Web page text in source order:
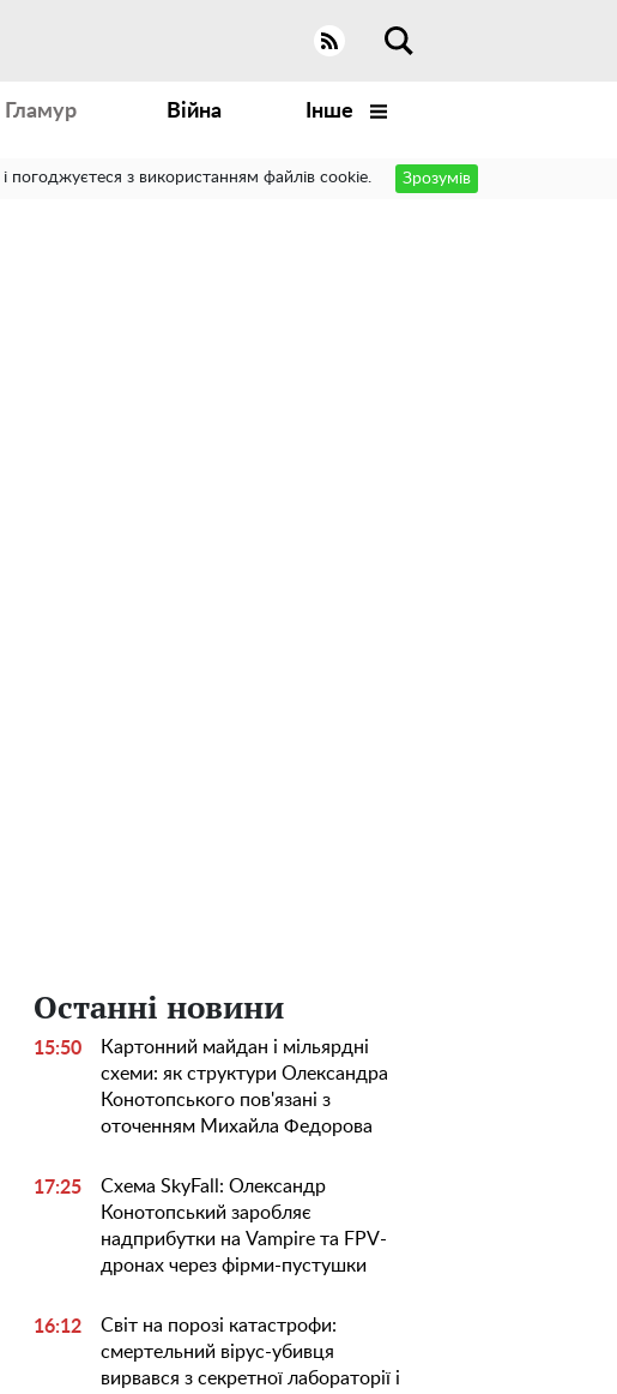
Гламур Війна Інше
і погоджуєтеся з використанням файлів cookie. Зрозумів
Останні новини
15:50
Картонний майдан і мільярдні
схеми: як структури Олександра
Конотопського пов'язані з
оточенням Михайла Федорова
17:25
Схема SkyFall: Олександр
Конотопський заробляє
надприбутки на Vampire та FPV-
дронах через фірми-пустушки
16:12
Світ на порозі катастрофи:
смертельний вірус-убивця
вирвався з секретної лабораторії і